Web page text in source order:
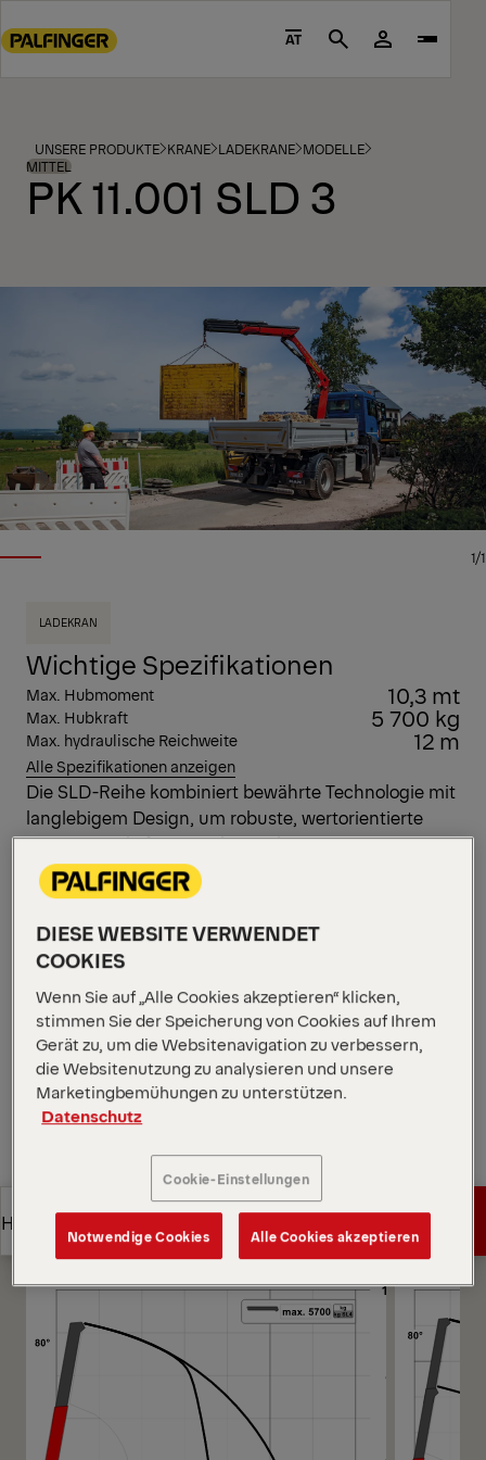
to
footer
content
AT Search
UNSERE PRODUKTE KRANE LADEKRANE MODELLE
MITTEL
PK 11.001 SLD 3
1/1
LADEKRAN
Wichtige Spezifikationen
Max. Hubmoment 10,3 mt
Max. Hubkraft 5 700 kg
Max. hydraulische Reichweite 12 m
Alle Spezifikationen anzeigen
Die SLD-Reihe kombiniert bewährte Technologie mit
langlebigem Design, um robuste, wertorientierte
Leistung zu liefern. Der kompakte PK 11.001 SLD 3
bietet eine starke Hakenleistung und ein leichtes
Design für maximale Nutzlast. Das Single Link-
System optimiert die Auslegergeometrie für eine
reibungslose Handhabung, ideal für effizientes
Arbeiten in kompakten Bereichen.
Diagramme öffnen
Angebot anfordern
Angebot anfordern
Vertriebspartner finden
Vertriebspartner finden
Highlights
Highlights
Angebot anfordern
Angebot anfordern
Diagramme
DIESE WEBSITE VERWENDET
COOKIES
Wenn Sie auf „Alle Cookies akzeptieren“ klicken,
stimmen Sie der Speicherung von Cookies auf Ihrem
Gerät zu, um die Websitenavigation zu verbessern,
die Websitenutzung zu analysieren und unsere
Marketingbemühungen zu unterstützen.
Datenschutz
Cookie-Einstellungen
Notwendige Cookies Alle Cookies akzeptieren